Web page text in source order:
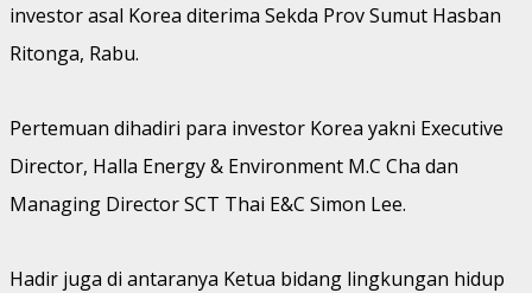
investor asal Korea diterima Sekda Prov Sumut Hasban
Ritonga, Rabu.
Pertemuan dihadiri para investor Korea yakni Executive
Director, Halla Energy & Environment M.C Cha dan
Managing Director SCT Thai E&C Simon Lee.
Hadir juga di antaranya Ketua bidang lingkungan hidup